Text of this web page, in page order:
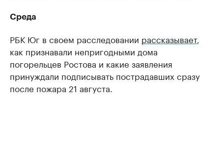
Среда
РБК Юг в своем расследовании рассказывает,
как признавали непригодными дома
погорельцев Ростова и какие заявления
принуждали подписывать пострадавших сразу
после пожара 21 августа.